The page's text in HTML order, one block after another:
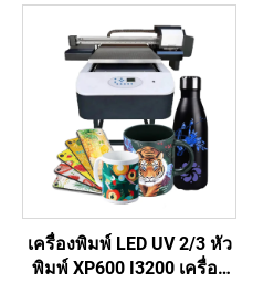
เครื่องพิมพ์ LED UV 2/3 หัว
พิมพ์ XP600 I3200 เครื่อง